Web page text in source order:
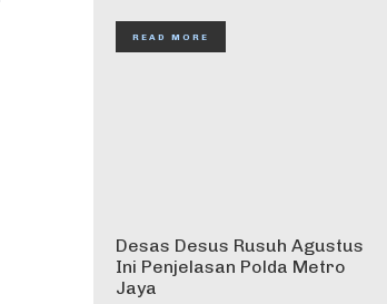
READ MORE
Desas Desus Rusuh Agustus
Ini Penjelasan Polda Metro
Jaya